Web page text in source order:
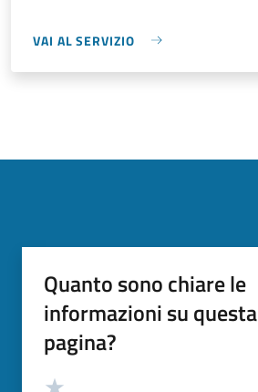
VAI AL SERVIZIO
Quanto sono chiare le
informazioni su questa
pagina?
Valutazione